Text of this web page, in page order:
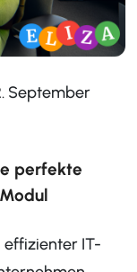
September
perfekte
effizienter IT-